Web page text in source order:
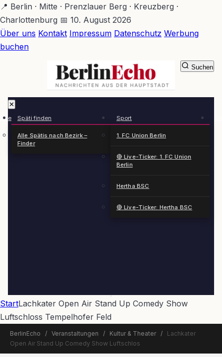
Zum
Hauptinhalt
springen
📍 Berlin · Mitte · Prenzlauer Berg · Kreuzberg ·
Charlottenburg 📅 10. August 2026
Über uns Kontakt Impressum Datenschutz Werbung
buchen
BerlinEcho – Zur Startseite
✕
Späti finden
Alle Spätis nach Bezirk –
Finder
Sport
1. FC Union Berlin
🔴 Live-Ticker: 1. FC Union
Berlin
Hertha BSC
🔴 Live-Ticker: Hertha BSC
Suchen
StartLachkater Open Air Stand Up Comedy Show
Luftschloss Tempelhofer Feld
BerlinEcho / Veranstaltungen / Kultur & Theater /
Lachkater
Open Air Stand Up Comedy Show Luftschlos